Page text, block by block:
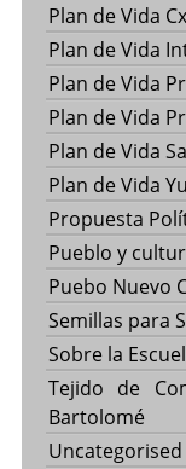
Plan de Vida
Plan de Vida
Plan de Vida
Plan de Vida
Plan de Vida
Plan de Vida
Propuesta
Pueblo y
Puebo Nuevo
Semillas para
Sobre la
Tejido de
Bartolomé
Uncategorised